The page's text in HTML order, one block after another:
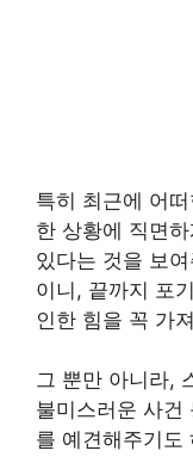
특히 최근에 어
한 상황에 직면
있다는 것을 보
이니, 끝까지 포
인한 힘을 꼭 가
그 뿐만 아니라,
불미스러운 사건
를 예견해주기도